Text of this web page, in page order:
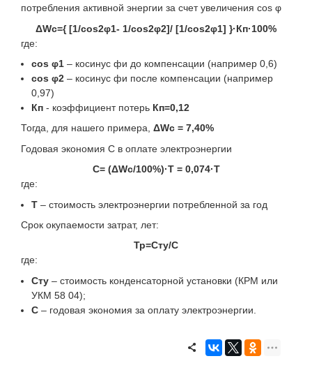
потребления активной энергии за счет увеличения cos φ
ΔWc={ [1/cos2φ1- 1/cos2φ2]/ [1/cos2φ1] }·Кп·100%
где:
cos φ1 – косинус фи до компенсации (например 0,6)
cos φ2 – косинус фи после компенсации (например
0,97)
Кп - коэффициент потерь Кп=0,12
Тогда, для нашего примера, ΔWc = 7,40%
Годовая экономия C в оплате электроэнергии
С= (ΔWc/100%)·T = 0,074·Т
где:
Т – стоимость электроэнергии потребленной за год
Срок окупаемости затрат, лет:
Тр=Сту/С
где:
Сту – стоимость конденсаторной установки (КРМ или
УКМ 58 04);
С – годовая экономия за оплату электроэнергии.